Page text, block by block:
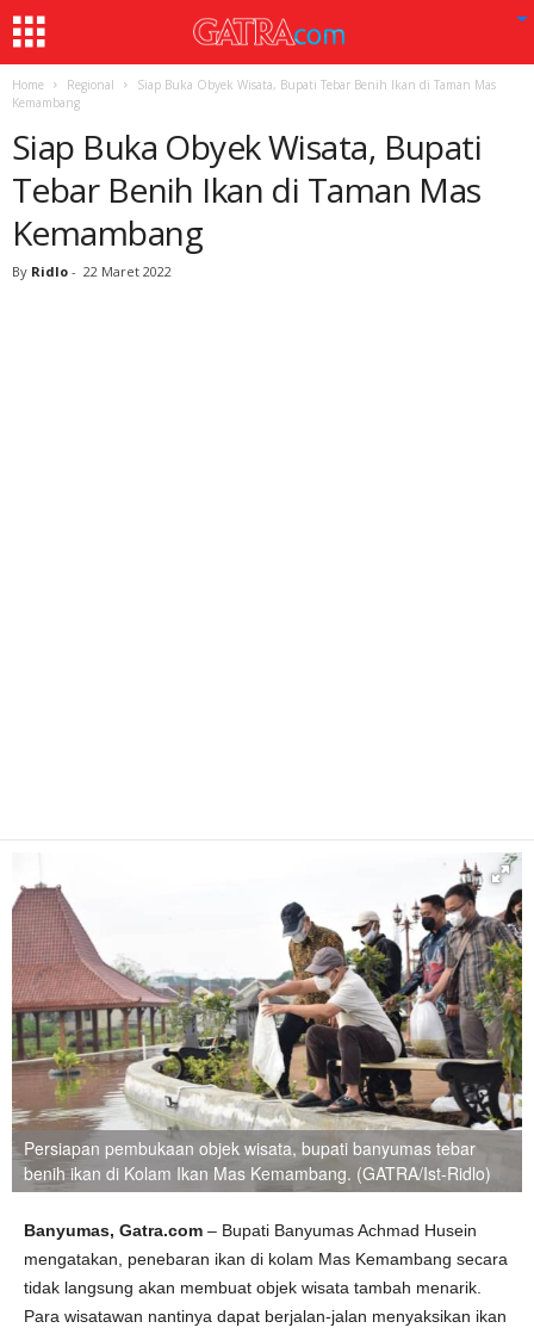
Home Regional
Siap Buka Obyek Wisata, Bupati Tebar Benih Ikan di Taman Mas
Kemambang
Siap Buka Obyek Wisata, Bupati
Tebar Benih Ikan di Taman Mas
Kemambang
By Ridlo - 22 Maret 2022
Persiapan pembukaan objek wisata, bupati banyumas tebar
benih ikan di Kolam Ikan Mas Kemambang. (GATRA/Ist-Ridlo)
Banyumas, Gatra.com – Bupati Banyumas Achmad Husein
mengatakan, penebaran ikan di kolam Mas Kemambang secara
tidak langsung akan membuat objek wisata tambah menarik.
Para wisatawan nantinya dapat berjalan-jalan menyaksikan ikan